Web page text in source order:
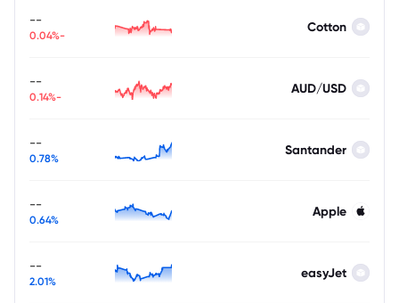
Cotton
--
-0.04%
AUD/USD
--
-0.14%
Santander
--
0.78%
Apple
--
0.64%
easyJet
--
2.01%